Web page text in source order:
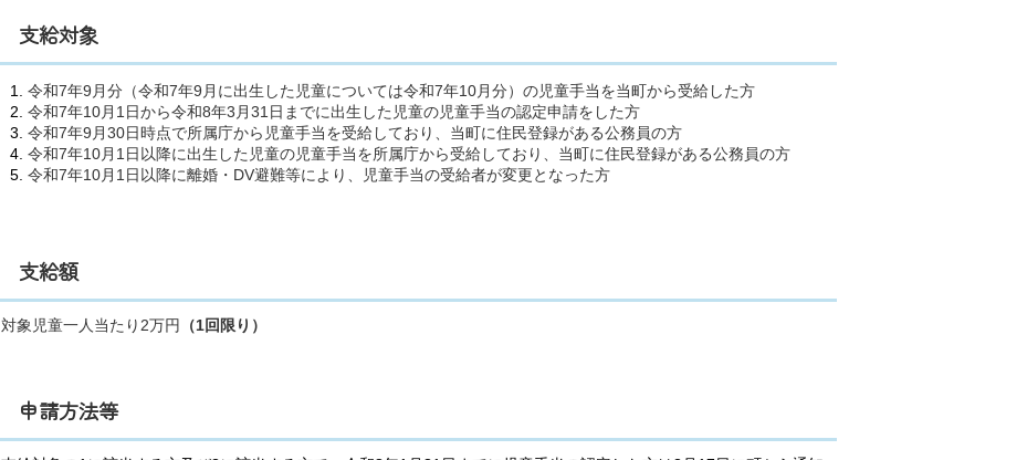
支給対象
令和7年9月分（令和7年9月に出生した児童については令和7年10月分）の児童手当を当町から受給した方
令和7年10月1日から令和8年3月31日までに出生した児童の児童手当の認定申請をした方
令和7年9月30日時点で所属庁から児童手当を受給しており、当町に住民登録がある公務員の方
令和7年10月1日以降に出生した児童の児童手当を所属庁から受給しており、当町に住民登録がある公務員の方
令和7年10月1日以降に離婚・DV避難等により、児童手当の受給者が変更となった方
支給額
対象児童一人当たり2万円 （1回限り）
申請方法等